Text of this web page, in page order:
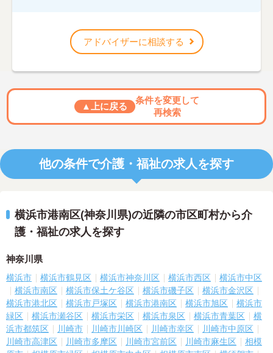
アドバイザーに相談する
▲上に戻る
条件を変更して
再検索
他の条件で介護・福祉の求人を探す
横浜市港南区(神奈川県)の近隣の市区町村から介
護・福祉の求人を探す
神奈川県
横浜市 横浜市鶴見区 横浜市神奈川区 横浜市西区
横浜市中区
横浜市南区
横浜市保土ケ谷区 横浜市磯子区
横浜市金沢区
横浜市港北区
横浜市戸塚区 横浜市港南区 横浜市旭区
横浜市
緑区
横浜市瀬谷区 横浜市栄区 横浜市泉区 横浜市青葉区
横
浜市都筑区
川崎市 川崎市川崎区 川崎市幸区
川崎市中原区
川崎市高津区
川崎市多摩区 川崎市宮前区 川崎市麻生区
相模